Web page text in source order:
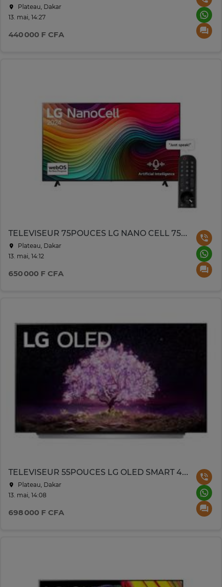
Plateau, Dakar
13. mai, 14:27
440 000 F CFA
TELEVISEUR 75POUCES LG NANO CELL 75NANO80
Plateau, Dakar
13. mai, 14:12
650 000 F CFA
TELEVISEUR 55POUCES LG OLED SMART 4K OLED55C1
Plateau, Dakar
13. mai, 14:08
698 000 F CFA